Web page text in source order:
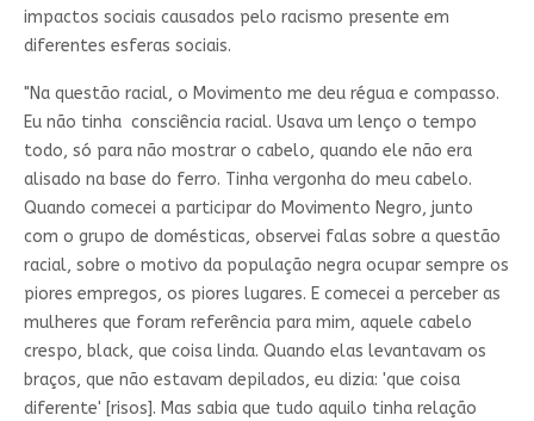
impactos sociais causados pelo racismo presente em
diferentes esferas sociais.
"Na questão racial, o Movimento me deu régua e compasso.
Eu não tinha consciência racial. Usava um lenço o tempo
todo, só para não mostrar o cabelo, quando ele não era
alisado na base do ferro. Tinha vergonha do meu cabelo.
Quando comecei a participar do Movimento Negro, junto
com o grupo de domésticas, observei falas sobre a questão
racial, sobre o motivo da população negra ocupar sempre os
piores empregos, os piores lugares. E comecei a perceber as
mulheres que foram referência para mim, aquele cabelo
crespo, black, que coisa linda. Quando elas levantavam os
braços, que não estavam depilados, eu dizia: 'que coisa
diferente' [risos]. Mas sabia que tudo aquilo tinha relação